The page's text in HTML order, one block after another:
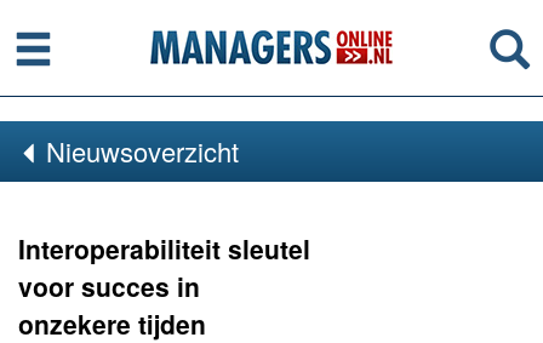
Menu
Nieuwsoverzicht
Interoperabiliteit sleutel
voor succes in
onzekere tijden